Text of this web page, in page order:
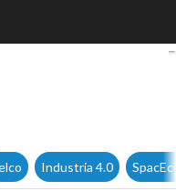
mobile in Europa.
Industria 4.0